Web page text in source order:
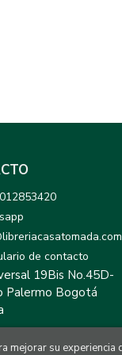
de contacto
19Bis No.45D-
Palermo Bogotá
su experiencia